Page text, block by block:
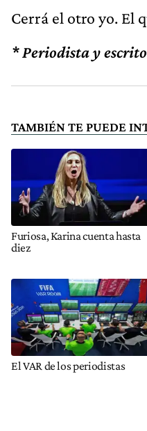
Cerrá el otro yo. El
* Periodista y
TAMBIÉN TE PUEDE
Furiosa, Karina cuenta hasta
diez
El VAR de los periodistas